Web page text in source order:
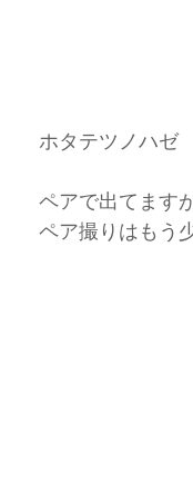
ホタテツノハゼ
ペアで出てます
ペア撮りはもう